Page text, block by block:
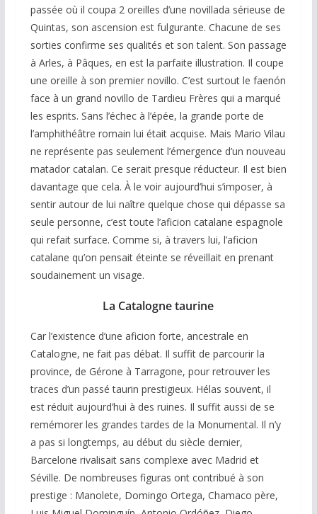
passée où il coupa 2 oreilles d’une novillada sérieuse de
Quintas, son ascension est fulgurante. Chacune de ses
sorties confirme ses qualités et son talent. Son passage
à Arles, à Pâques, en est la parfaite illustration. Il coupe
une oreille à son premier novillo. C’est surtout le faenón
face à un grand novillo de Tardieu Frères qui a marqué
les esprits. Sans l’échec à l’épée, la grande porte de
l’amphithéâtre romain lui était acquise. Mais Mario Vilau
ne représente pas seulement l’émergence d’un nouveau
matador catalan. Ce serait presque réducteur. Il est bien
davantage que cela. À le voir aujourd’hui s’imposer, à
sentir autour de lui naître quelque chose qui dépasse sa
seule personne, c’est toute l’aficion catalane espagnole
qui refait surface. Comme si, à travers lui, l’aficion
catalane qu’on pensait éteinte se réveillait en prenant
soudainement un visage.
La Catalogne taurine
Car l’existence d’une aficion forte, ancestrale en
Catalogne, ne fait pas débat. Il suffit de parcourir la
province, de Gérone à Tarragone, pour retrouver les
traces d’un passé taurin prestigieux. Hélas souvent, il
est réduit aujourd’hui à des ruines. Il suffit aussi de se
remémorer les grandes tardes de la Monumental. Il n’y
a pas si longtemps, au début du siècle dernier,
Barcelone rivalisait sans complexe avec Madrid et
Séville. De nombreuses figuras ont contribué à son
prestige : Manolete, Domingo Ortega, Chamaco père,